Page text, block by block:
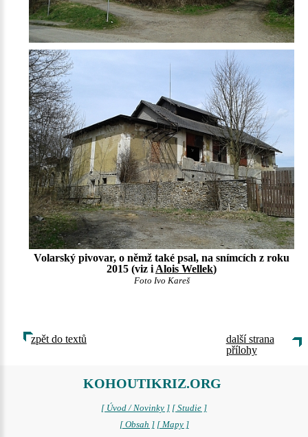
Volarský pivovar, o němž také psal, na snímcích z roku
2015 (viz i Alois Wellek)
Foto Ivo Kareš
zpět do textů
další strana
přílohy
KOHOUTIKRIZ.ORG
[ Úvod / Novinky ] [ Studie ]
[ Obsah ] [ Mapy ]